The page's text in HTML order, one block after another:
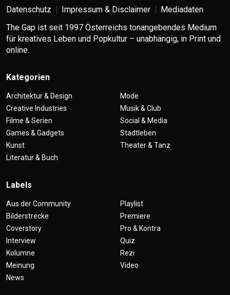
Datenschutz Impressum & Disclaimer
Mediadaten
The Gap ist seit 1997 Österreichs tonangebendes Medium
für kreatives Leben und Popkultur – unabhängig, in Print und
online.
Kategorien
Architektur & Design
Creative Industries
Filme & Serien
Games & Gadgets
Kunst
Literatur & Buch
Mode
Musik & Club
Social & Media
Stadtleben
Theater & Tanz
Labels
Aus der Community
Bilderstrecke
Coverstory
Interview
Kolumne
Meinung
News
Playlist
Premiere
Pro & Kontra
Quiz
Rezi
Video